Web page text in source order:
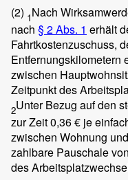
(2) 1Nach
nach § 2 Abs. 1 erhält
Fahrtkostenzuschuss,
Entfernungskilometern
zwischen
Zeitpunkt des
2Unter Bezug auf den
zur Zeit 0,36 € je
zwischen Wohnung
zahlbare Pauschale
des